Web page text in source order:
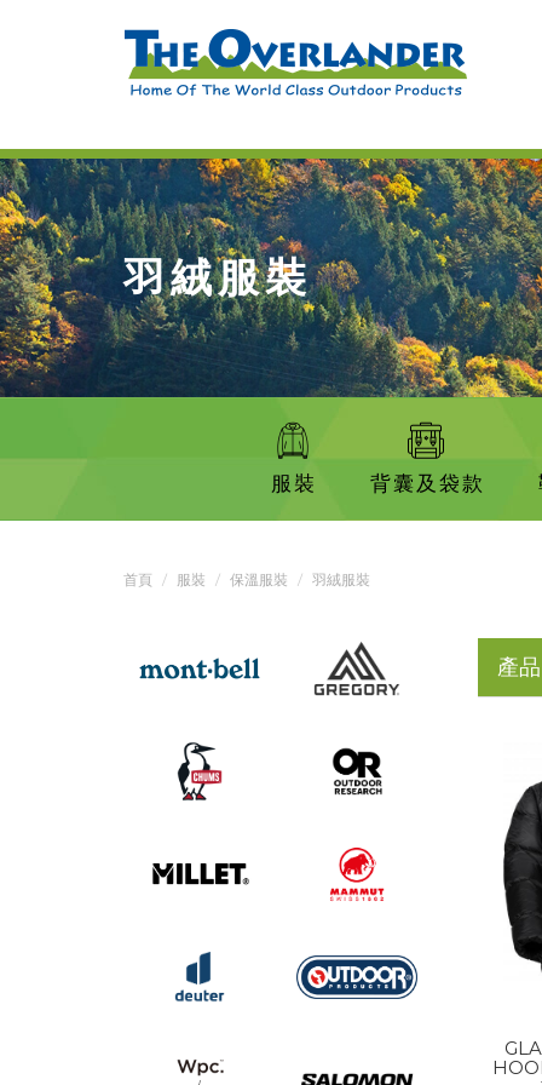
羽絨服裝
服裝 背囊及袋款
首頁 服裝 保溫服裝 羽絨服裝
產品